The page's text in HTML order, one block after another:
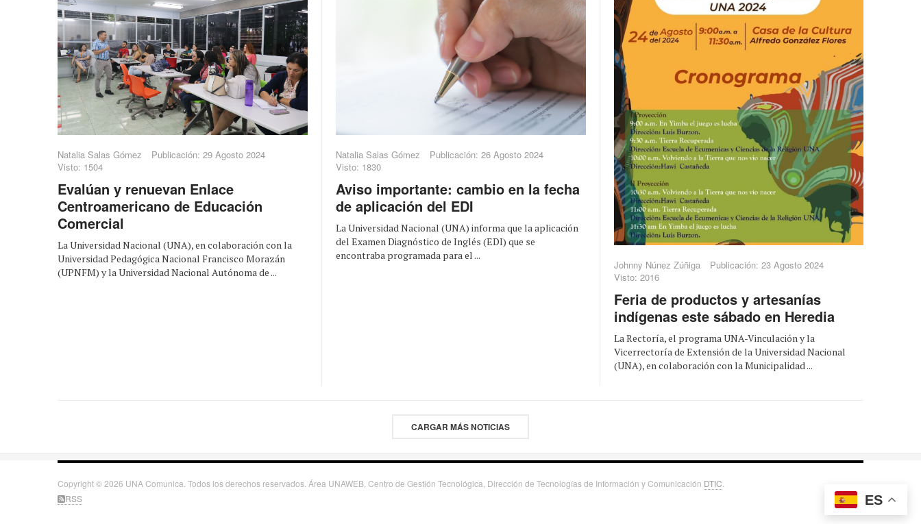
Natalia Salas Gómez
Publicación: 29 Agosto 2024
Visto: 1504
Evalúan y renuevan Enlace
Centroamericano de Educación
Comercial
La Universidad Nacional (UNA), en colaboración con la
Universidad Pedagógica Nacional Francisco Morazán
(UPNFM) y la Universidad Nacional Autónoma de ...
Natalia Salas Gómez
Publicación: 26 Agosto 2024
Visto: 1830
Aviso importante: cambio en la fecha
de aplicación del EDI
La Universidad Nacional (UNA) informa que la aplicación
del Examen Diagnóstico de Inglés (EDI) que se
encontraba programada para el ...
Johnny Núnez Zúñiga
Publicación: 23 Agosto 2024
Visto: 2016
Feria de productos y artesanías
indígenas este sábado en Heredia
La Rectoría, el programa UNA-Vinculación y la
Vicerrectoría de Extensión de la Universidad Nacional
(UNA), en colaboración con la Municipalidad ...
CARGAR MÁS NOTICIAS
ES
Copyright © 2026 UNA Comunica. Todos los derechos reservados. Área UNAWEB, Centro de Gestión Tecnológica, Dirección de Tecnologías de Información y Comunicación DTIC
RSS